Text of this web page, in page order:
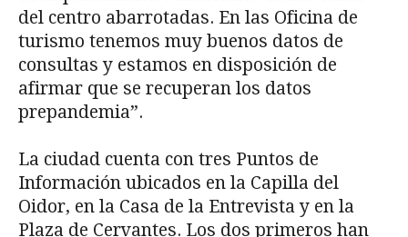
del centro abarrotadas. En las Oficina de
turismo tenemos muy buenos datos de
consultas y estamos en disposición de
afirmar que se recuperan los datos
prepandemia”.
La ciudad cuenta con tres Puntos de
Información ubicados en la Capilla del
Oidor, en la Casa de la Entrevista y en la
Plaza de Cervantes. Los dos primeros han